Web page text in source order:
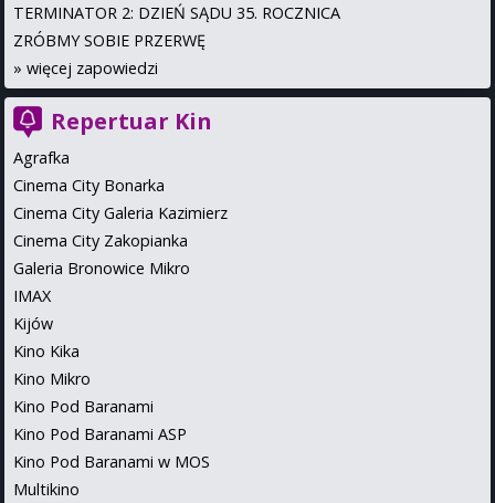
TERMINATOR 2: DZIEŃ SĄDU 35. ROCZNICA
ZRÓBMY SOBIE PRZERWĘ
» więcej zapowiedzi
Repertuar Kin
Agrafka
Cinema City Bonarka
Cinema City Galeria Kazimierz
Cinema City Zakopianka
Galeria Bronowice Mikro
IMAX
Kijów
Kino Kika
Kino Mikro
Kino Pod Baranami
Kino Pod Baranami ASP
Kino Pod Baranami w MOS
Multikino